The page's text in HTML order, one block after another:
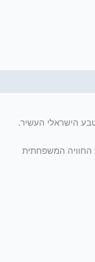
הישראלי העשיר.
החוויה המשפחתית